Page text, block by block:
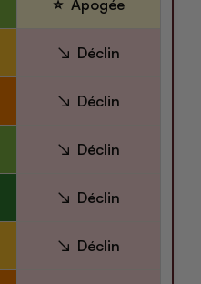
Apogée
Déclin
Déclin
Déclin
Déclin
Déclin